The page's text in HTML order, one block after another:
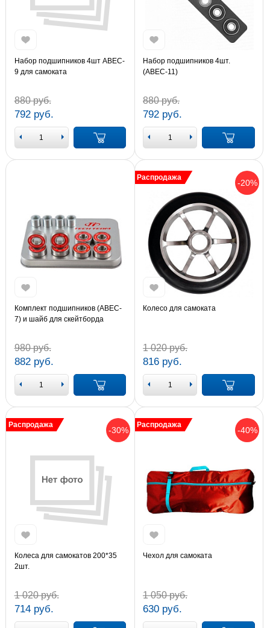
Набор подшипников 4шт ABEC-
9 для самоката
880 руб.
792 руб.
Набор подшипников 4шт.
(ABEC-11)
880 руб.
792 руб.
Комплект подшипников (ABEC-
7) и шайб для скейтборда
980 руб.
882 руб.
-20%
Распродажа
Колесо для самоката
1 020 руб.
816 руб.
-30%
Распродажа
Колеса для самокатов 200*35
2шт.
1 020 руб.
714 руб.
-40%
Распродажа
Чехол для самоката
1 050 руб.
630 руб.